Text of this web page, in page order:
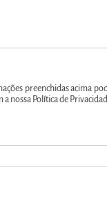
preenchidas acima
nossa Política de